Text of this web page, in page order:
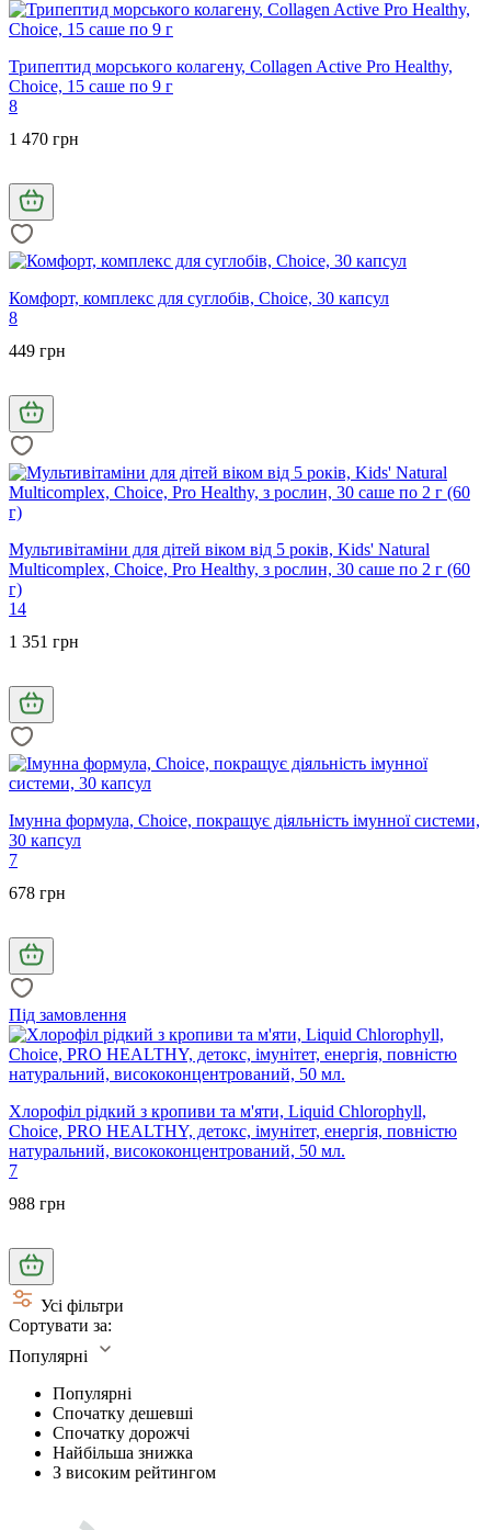
Трипептид морського колагену, Collagen Active Pro Healthy,
Choice, 15 саше по 9 г
8
1 470 грн
Комфорт, комплекс для суглобів, Choice, 30 капсул
8
449 грн
Мультивітаміни для дітей віком від 5 років, Kids' Natural
Multicomplex, Choice, Pro Healthy, з рослин, 30 саше по 2 г (60
г)
14
1 351 грн
Імунна формула, Choice, покращує діяльність імунної системи,
30 капсул
7
678 грн
Під замовлення
Хлорофіл рідкий з кропиви та м'яти, Liquid Chlorophyll,
Choice, PRO HEALTHY, детокс, імунітет, енергія, повністю
натуральний, висококонцентрований, 50 мл.
7
988 грн
Усі фільтри
Сортувати за:
Популярні
Популярні
Спочатку дешевші
Спочатку дорожчі
Найбільша знижка
З високим рейтингом